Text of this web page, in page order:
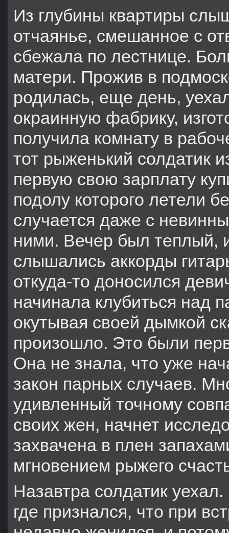
Из глубины квартиры
отчаянье, смешанное с
сбежала по лестнице.
матери. Прожив в
родилась, еще день,
окраинную фабрику,
получила комнату в
тот рыженький солдатик
первую свою зарплату
подолу которого летели
случается даже с
ними. Вечер был теплый,
слышались аккорды
откуда-то доносился
начинала клубиться над
окутывая своей дымкой
произошло. Это были
Она не знала, что уже
закон парных случаев.
удивленный точному
своих жен, начнет
захвачена в плен
мгновением рыжего
Назавтра солдатик
где признался, что при